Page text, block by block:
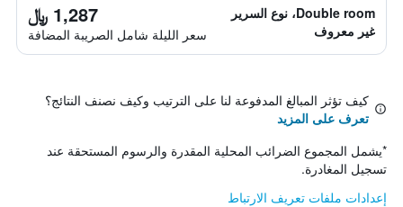
Double room، نوع السرير
غير معروف
1,287 ﷼
سعر الليلة شامل الصريبة المضافة
كيف تؤثر المبالغ المدفوعة لنا على الترتيب وكيف نصنف النتائج؟
تعرف على المزيد
*يشمل المجموع الضرائب المحلية المقدرة والرسوم المستحقة عند
تسجيل المغادرة.
إعدادات ملفات تعريف الارتباط